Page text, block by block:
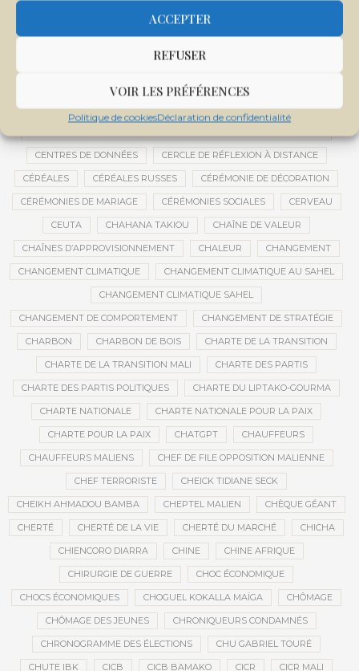
ACCEPTER
REFUSER
VOIR LES PRÉFÉRENCES
Politique de cookiesDéclaration de confidentialité
CENTRALE SOLAIRE DE SANANKOROBA
CENTRE D'INTELLIGENCE ARTIFICIELLE
CENTRE DE SANTÉ COMMUNAUTAIRE
CENTRE INTERNATIONAL DE CONFÉRENCES DE BAMAKO
CENTRE MALI
CENTRES DE DONNÉES CERCLE DE RÉFLEXION À DISTANCE
CÉRÉALES CÉRÉALES RUSSES CÉRÉMONIE DE DÉCORATION
CÉRÉMONIES DE MARIAGE CÉRÉMONIES SOCIALES CERVEAU
CEUTA CHAHANA TAKIOU CHAÎNE DE VALEUR
CHAÎNES D’APPROVISIONNEMENT CHALEUR CHANGEMENT
CHANGEMENT CLIMATIQUE CHANGEMENT CLIMATIQUE AU SAHEL
CHANGEMENT CLIMATIQUE SAHEL
CHANGEMENT DE COMPORTEMENT CHANGEMENT DE STRATÉGIE
CHARBON CHARBON DE BOIS CHARTE DE LA TRANSITION
CHARTE DE LA TRANSITION MALI CHARTE DES PARTIS
CHARTE DES PARTIS POLITIQUES CHARTE DU LIPTAKO-GOURMA
CHARTE NATIONALE CHARTE NATIONALE POUR LA PAIX
CHARTE POUR LA PAIX CHATGPT CHAUFFEURS
CHAUFFEURS MALIENS CHEF DE FILE OPPOSITION MALIENNE
CHEF TERRORISTE CHEICK TIDIANE SECK
CHEIKH AHMADOU BAMBA CHEPTEL MALIEN CHÈQUE GÉANT
CHERTÉ CHERTÉ DE LA VIE CHERTÉ DU MARCHÉ CHICHA
CHIENCORO DIARRA CHINE CHINE AFRIQUE
CHIRURGIE DE GUERRE CHOC ÉCONOMIQUE
CHOCS ÉCONOMIQUES CHOGUEL KOKALLA MAÏGA CHÔMAGE
CHÔMAGE DES JEUNES CHRONIQUEURS CONDAMNÉS
CHRONOGRAMME DES ÉLECTIONS CHU GABRIEL TOURÉ
CHUTE IBK CICB CICB BAMAKO CICR CICR MALI